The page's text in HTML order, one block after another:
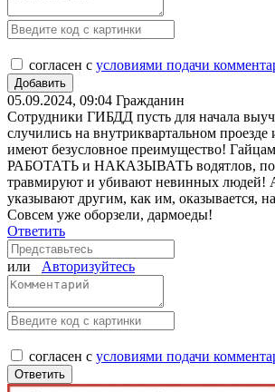
согласен с условиями подачи
05.09.2024, 09:04 Гражданин
Сотрудники ГИБДД пусть для начала
случились на внутриквартальном
имеют безусловное преимущество!
РАБОТАТЬ и НАКАЗЫВАТЬ водятлов, по
травмируют и убивают невинных людей!
указывают другим, как им, оказывается,
Совсем уже оборзели, дармоеды!
Ответить
или Авторизуйтесь
согласен с условиями подачи